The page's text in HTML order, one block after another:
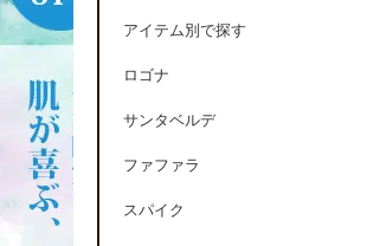
アイテム別で探す
ロゴナ
サンタベルデ
ファファラ
スパイク